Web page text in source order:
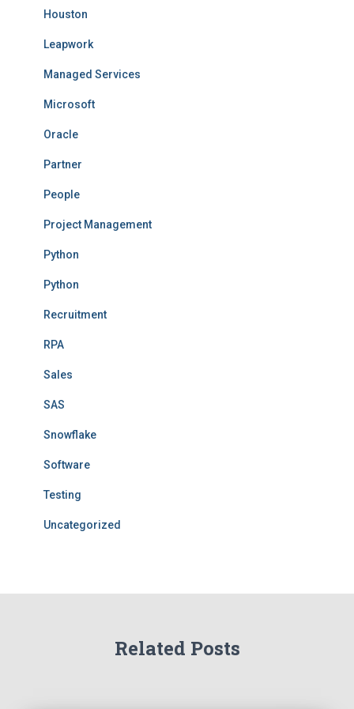
Houston
Leapwork
Managed Services
Microsoft
Oracle
Partner
People
Project Management
Python
Python
Recruitment
RPA
Sales
SAS
Snowflake
Software
Testing
Uncategorized
Related Posts